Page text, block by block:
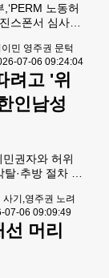
합법적 영주권
심사도 이전보
서, 미국 내 거주
수 있는 각종 서
하는 것이 중요
이민법 변호사
하더라도 미
주거지’로 유지
노동허
스폰서 심사기
선 채용 입증절
망한인 전문직
DC 연방 노동
터] 트럼프 행
영주권 취득
노동허가
대대적으로 개
. 외국인 근로자
스폰서하려는
야 하는 노동시
한층 강화될 것
을 비롯한 취업
고용주들에
향을 미칠 전망
민 영주권 문턱
07-06 09:24:04
려고 '위
인남성
권자와 허위
·추방 절차 영
혼을 한 한인
원에서 유죄를
예를 선고받
사기,영주권 노려
07-06 09:09:49
머리